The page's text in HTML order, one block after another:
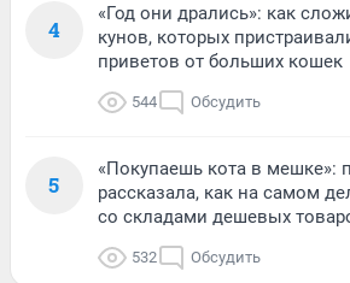
4
«Год они дрались»: как
кунов, которых
приветов от больших кошек
544 Обсудить
5
«Покупаешь кота в мешке»:
рассказала, как на самом
со складами дешевых
532 Обсудить